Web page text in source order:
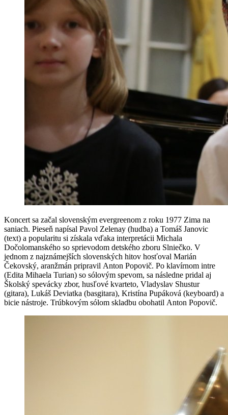
Koncert sa začal slovenským evergreenom z roku 1977 Zima na
saniach. Pieseň napísal Pavol Zelenay (hudba) a Tomáš Janovic
(text) a popularitu si získala vďaka interpretácii Michala
Dočolomanského so sprievodom detského zboru Slniečko. V
jednom z najznámejších slovenských hitov hosťoval Marián
Čekovský, aranžmán pripravil Anton Popovič. Po klavírnom intre
(Edita Mihaela Turian) so sólovým spevom, sa následne pridal aj
Školský spevácky zbor, husľové kvarteto, Vladyslav Shustur
(gitara), Lukáš Deviatka (basgitara), Kristína Pupáková (keyboard) a
bicie nástroje. Trúbkovým sólom skladbu obohatil Anton Popovič.